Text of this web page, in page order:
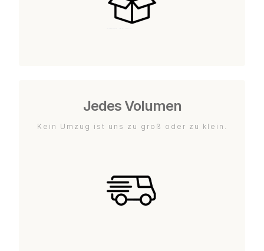
Jedes Volumen
Kein Umzug ist uns zu groß oder zu klein.